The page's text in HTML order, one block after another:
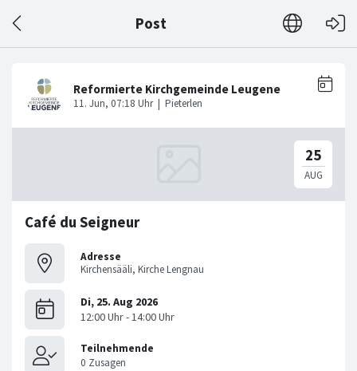
Post
Café du Seigneur
Adresse
Kirchensääli, Kirche Lengnau